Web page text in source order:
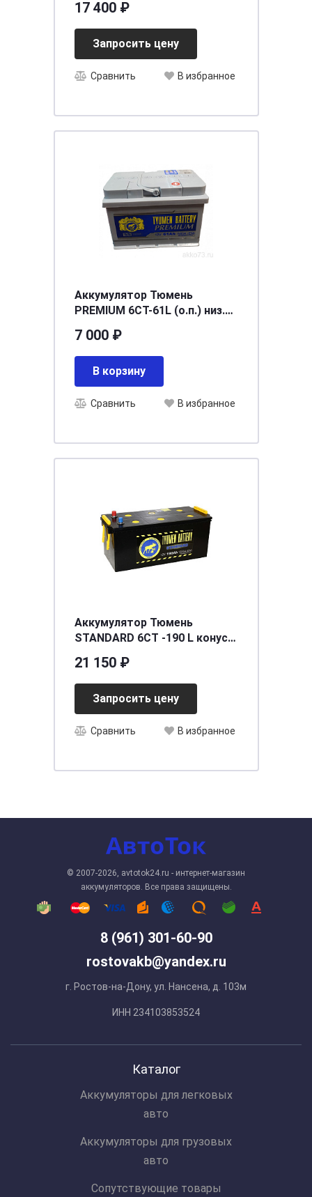
17 400 ₽
Запросить цену
Сравнить В избранное
Аккумулятор Тюмень
PREMIUM 6СТ-61L (о.п.) низ.
7 000 ₽
В корзину
Сравнить В избранное
Аккумулятор Тюмень
STANDARD 6СТ -190 L конус
[д518ш228в240/1300]
21 150 ₽
Запросить цену
Сравнить В избранное
8 (961) 301-60-90
rostovakb@yandex.ru
г. Ростов-на-Дону, ул. Нансена, д. 103м
ИНН 234103853524
© 2007-2026, avtotok24.ru - интернет-магазин
аккумуляторов. Все права защищены.
Каталог
Аккумуляторы для легковых
авто
Аккумуляторы для грузовых
авто
Сопутствующие товары